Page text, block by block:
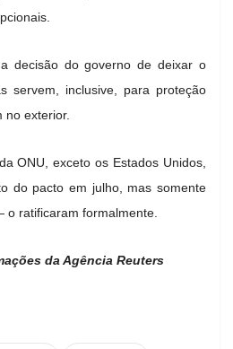
decisão do governo de deixar o
servem, inclusive, para proteção
no exterior.
ONU, exceto os Estados Unidos,
do pacto em julho, mas somente
ratificaram formalmente.
da Agência Reuters